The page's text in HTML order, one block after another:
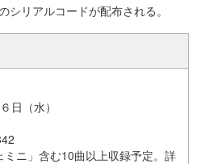
リアルコードが配布される。
日（水）
ニ」含む10曲以上収録予定。詳